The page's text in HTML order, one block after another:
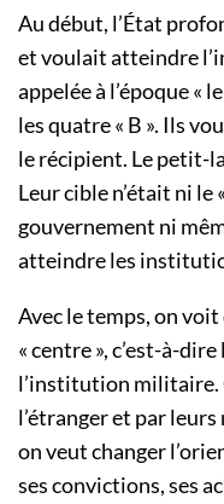
Au début, l’État
et voulait atteindre
appelée à l’époque «
les quatre « B ». Ils
le récipient. Le petit-
Leur cible n’était ni le
gouvernement ni
atteindre les
Avec le temps, on
« centre », c’est-à-
l’institution militaire.
l’étranger et par leurs
on veut changer
ses convictions, ses